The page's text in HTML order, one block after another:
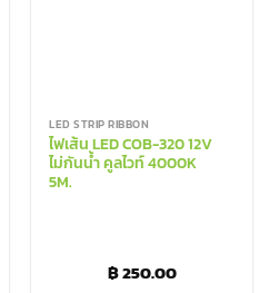
product
page
LED STRIP RIBBON
ไฟเส้น LED COB-320 12V
ไม่กันน้ำ คูลไวท์ 4000K
5M.
฿250.00